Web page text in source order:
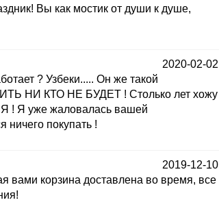
Вы как мостик от души к душе,
2020-02-02
? Узбеки..... Он же такой
НИ КТО НЕ БУДЕТ ! Столько лет хожу
! Я уже жаловалась вашей
ничего покупать !
2019-12-10
вами корзина доставлена во время, все